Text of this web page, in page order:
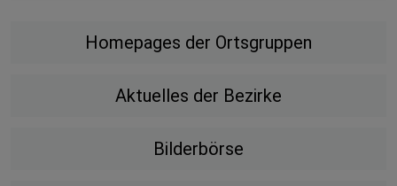
Homepages der Ortsgruppen
Aktuelles der Bezirke
Bilderbörse